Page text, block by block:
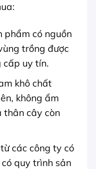
phẩm có nguồn
trồng được
cấp uy tín.
khô chất
không ẩm
thân cây còn
các công ty có
quy trình sản